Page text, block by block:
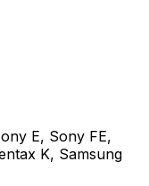
E, Sony FE,
K, Samsung